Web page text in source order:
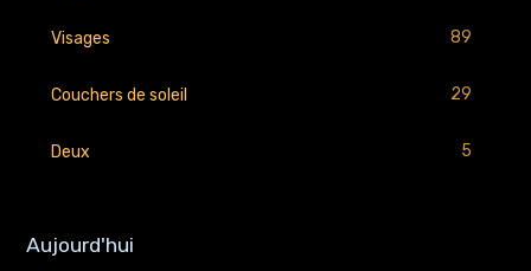
Visages 89
Couchers de soleil 29
Deux 5
Aujourd'hui